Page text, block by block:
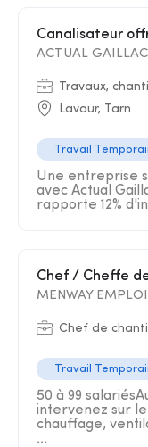
Canalisateur
ACTUAL GAILLAC
Travaux,
Lavaur, Tarn
Travail
Une entreprise
avec Actual
rapporte 12%
Chef / Cheffe
MENWAY EMPLOI
Chef de
Travail
50 à 99
intervenez sur
chauffage,
...